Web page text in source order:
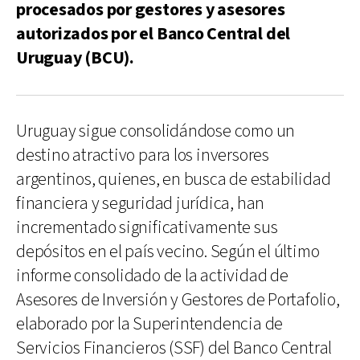
procesados por gestores y asesores
autorizados por el Banco Central del
Uruguay (BCU).
Uruguay sigue consolidándose como un
destino atractivo para los inversores
argentinos, quienes, en busca de estabilidad
financiera y seguridad jurídica, han
incrementado significativamente sus
depósitos en el país vecino. Según el último
informe consolidado de la actividad de
Asesores de Inversión y Gestores de Portafolio,
elaborado por la Superintendencia de
Servicios Financieros (SSF) del Banco Central